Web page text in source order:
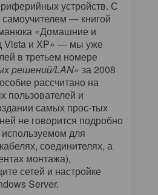
устройств. С
— книгой
«Домашние и
Vista и XP» — мы уже
в третьем номере
решений/LAN» за 2008
рассчитано на
пользователей и
самых прос-тых
не говорится подробно
для
соединителях, а
монтажа),
сетей и настройке
Server.